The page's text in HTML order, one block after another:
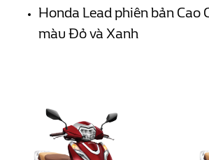
Honda Lead phiên bản Cao
màu Đỏ và Xanh